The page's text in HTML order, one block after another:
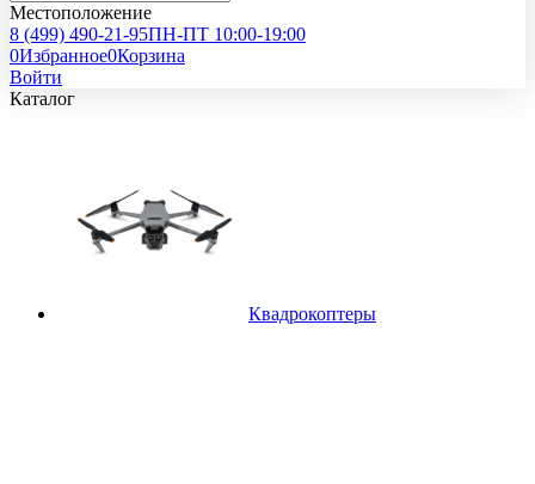
Местоположение
8 (499) 490-21-95ПН-ПТ 10:00-19:00
0Избранное0Корзина
Войти
Каталог
Квадрокоптеры